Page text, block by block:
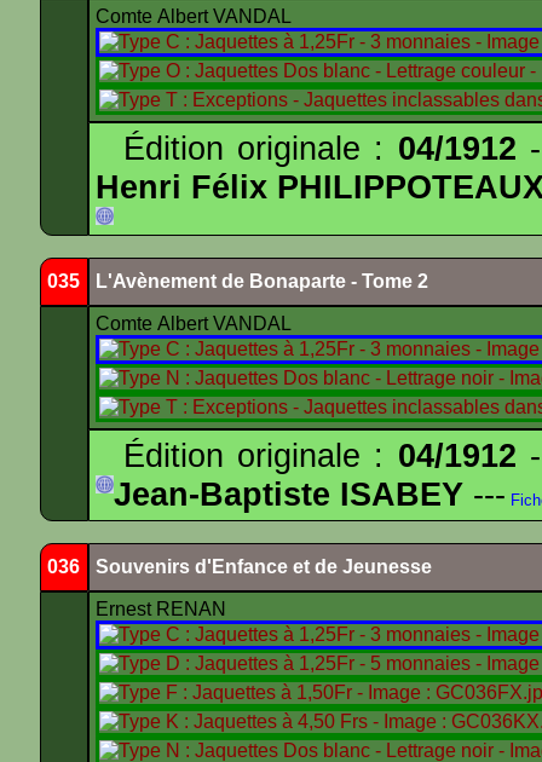
Comte Albert VANDAL
Édition originale : 04/1912
Henri Félix
035 L'Avènement de Bonaparte - Tome 2
Comte Albert VANDAL
Édition originale : 04/1912
Jean-Baptiste ISABEY ---
036 Souvenirs d'Enfance et de Jeunesse
Ernest RENAN